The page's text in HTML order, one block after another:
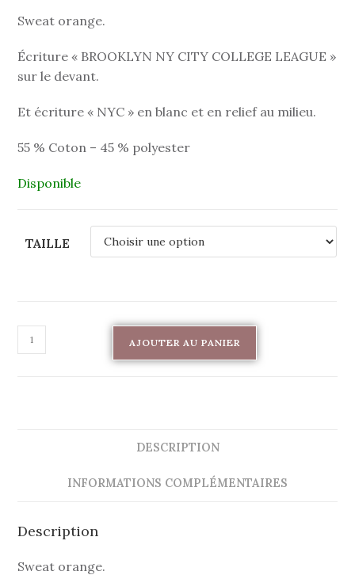
Sweat orange.
Écriture « BROOKLYN NY CITY COLLEGE LEAGUE »
sur le devant.
Et écriture « NYC » en blanc et en relief au milieu.
55 % Coton – 45 % polyester
Disponible
TAILLE
AJOUTER AU PANIER
DESCRIPTION
INFORMATIONS COMPLÉMENTAIRES
Description
Sweat orange.